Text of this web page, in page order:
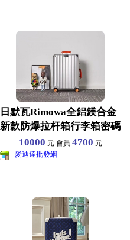
日默瓦Rimowa全鋁鎂合金
新款防爆拉杆箱行李箱密碼
鎖萬向輪登機箱20
10000 元 會員 4700 元
愛迪達批發網